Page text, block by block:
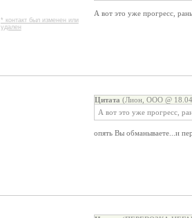
* контакт был изменен или
удален
А вот это уже прогресс,
Цитата (Лион, ООО @
А вот это уже прогресс,
опять Вы обманываете...и